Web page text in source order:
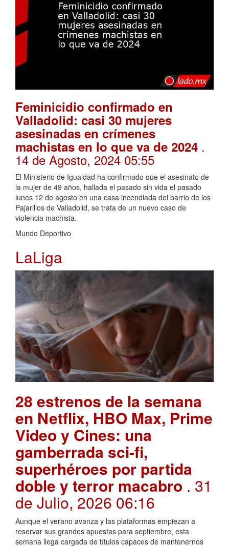
Feminicidio confirmado en
Valladolid: casi 30 mujeres
asesinadas en crímenes
machistas en lo que va de 2024 .
14 de Agosto, 2024 05:55
El Ministerio de Igualdad ha confirmado que el asesinato de
la mujer de 49 años, hallada el pasado sin vida el pasado
lunes 12 de agosto en una casa incendiada del barrio de los
Pajarillos de Valladolid, se trata de un nuevo caso de
violencia machista.
Mundo Deportivo
LaLiga
28 estrenos de la semana
en Netflix, HBO Max, Prime
Video y Cines: una
gamberrada sci-fi,
superhéroes por partida
doble y terror macabro . 31
de Julio, 2026 06:16
Aunque el verano avanza y las plataformas empiezan a
reservar sus grandes apuestas para septiembre, esta
semana llega cargada de títulos capaces de mantenernos